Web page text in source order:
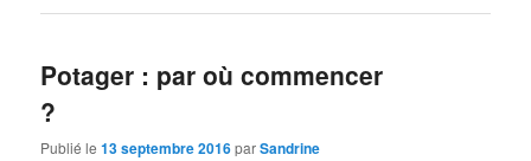
Potager : par où commencer
?
Publié le13 septembre 2016parSandrine